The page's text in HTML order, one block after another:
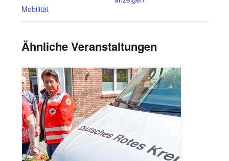
Mobilität
Ähnliche Veranstaltungen